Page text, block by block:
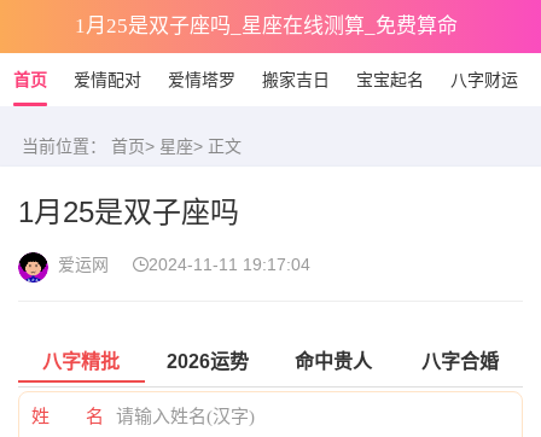
1月25是双子座吗_星座在线测算_免费算命
首页 爱情配对 爱情塔罗 搬家吉日 宝宝起名 八字财运
当前位置： 首页> 星座> 正文
1月25是双子座吗
爱运网 2024-11-11 19:17:04
八字精批 2026运势 命中贵人 八字合婚
姓 名